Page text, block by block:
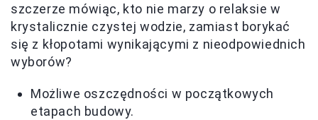
szczerze mówiąc, kto nie marzy o relaksie w
krystalicznie czystej wodzie, zamiast borykać
się z kłopotami wynikającymi z nieodpowiednich
wyborów?
Możliwe oszczędności w początkowych
etapach budowy.